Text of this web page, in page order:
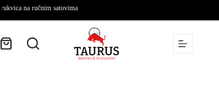
na ručnim satovima